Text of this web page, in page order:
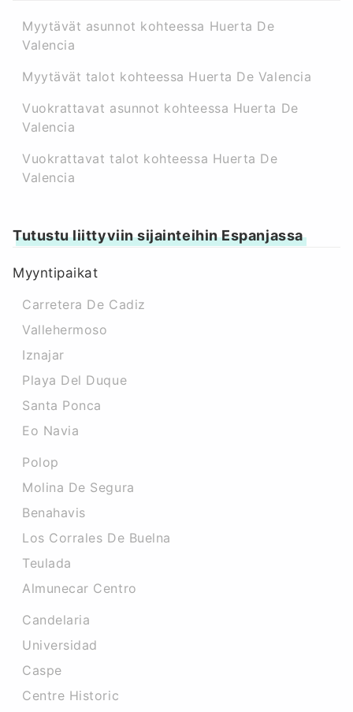
Myytävät asunnot kohteessa Huerta De
Valencia
Myytävät talot kohteessa Huerta De Valencia
Vuokrattavat asunnot kohteessa Huerta De
Valencia
Vuokrattavat talot kohteessa Huerta De
Valencia
Tutustu liittyviin sijainteihin Espanjassa
Myyntipaikat
Carretera De Cadiz
Vallehermoso
Iznajar
Playa Del Duque
Santa Ponca
Eo Navia
Polop
Molina De Segura
Benahavis
Los Corrales De Buelna
Teulada
Almunecar Centro
Candelaria
Universidad
Caspe
Centre Historic